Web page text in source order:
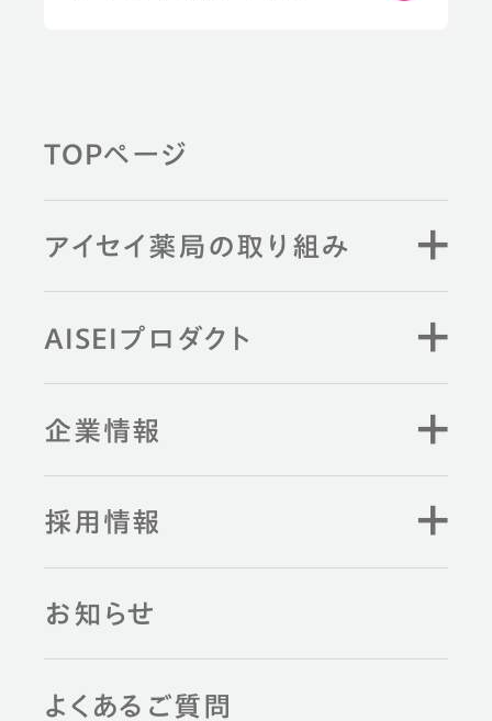
TOPページ
アイセイ薬局の取り組み
AISEIプロダクト
企業情報
採用情報
お知らせ
よくあるご質問